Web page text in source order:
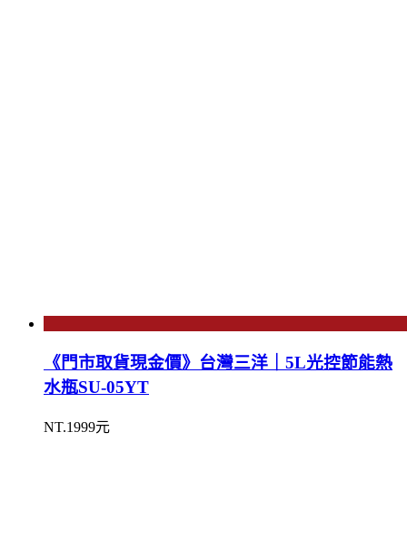
《門市取貨現金價》台灣三洋｜5L光控節能熱
水瓶SU-05YT
NT.1999元